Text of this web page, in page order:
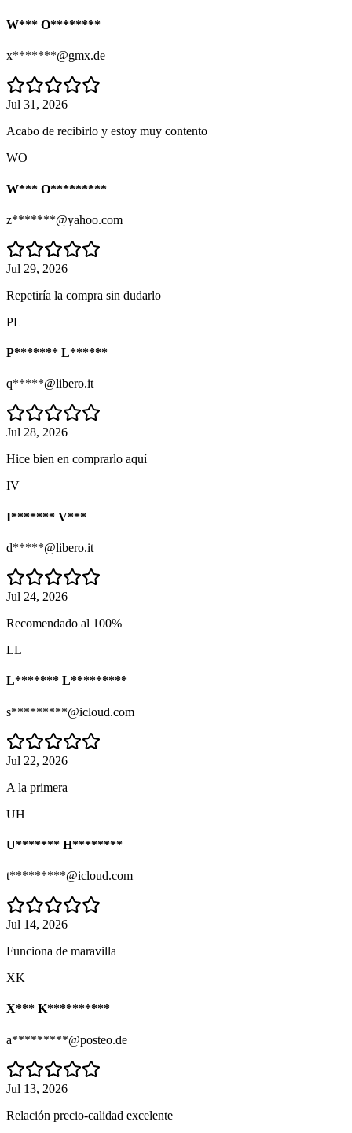
W*** O********
x*******@gmx.de
Jul 31, 2026
Acabo de recibirlo y estoy muy contento
WO
W*** O*********
z*******@yahoo.com
Jul 29, 2026
Repetiría la compra sin dudarlo
PL
P******* L******
q*****@libero.it
Jul 28, 2026
Hice bien en comprarlo aquí
IV
I******* V***
d*****@libero.it
Jul 24, 2026
Recomendado al 100%
LL
L******* L*********
s*********@icloud.com
Jul 22, 2026
A la primera
UH
U******* H********
t*********@icloud.com
Jul 14, 2026
Funciona de maravilla
XK
X*** K**********
a*********@posteo.de
Jul 13, 2026
Relación precio-calidad excelente